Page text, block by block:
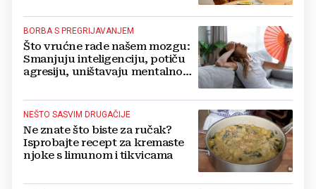
BORBA S PREGRIJAVANJEM
Što vrućne rade našem mozgu:
Smanjuju inteligenciju, potiču
agresiju, uništavaju mentalno
NEŠTO SASVIM DRUGAČIJE
Ne znate što biste za ručak?
Isprobajte recept za kremaste
njoke s limunom i tikvicama